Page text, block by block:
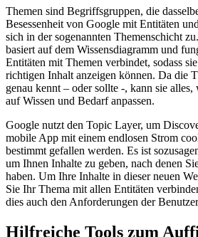
Themen sind Begriffsgruppen, die
Besessenheit von Google mit Entitäten
sich in der sogenannten Themenschicht
basiert auf dem Wissensdiagramm und
Entitäten mit Themen verbindet, sodass
richtigen Inhalt anzeigen können. Da die
genau kennt – oder sollte -, kann sie alles,
auf Wissen und Bedarf anpassen.
Google nutzt den Topic Layer, um
mobile App mit einem endlosen Strom
bestimmt gefallen werden. Es ist
um Ihnen Inhalte zu geben, nach denen
haben. Um Ihre Inhalte in dieser neuen
Sie Ihr Thema mit allen Entitäten
dies auch den Anforderungen der
Hilfreiche Tools zum